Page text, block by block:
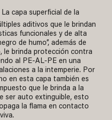
La capa superficial de la
aditivos que le brindan
funcionales y de alta
de humo”, además de
le brinda protección contra
al PE-AL-PE en una
a la intemperie. Por
en esta capa también es
que le brinda a la
ser auto extinguible, esto
la flama en contacto